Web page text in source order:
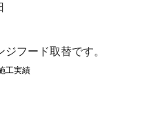
フード取替です。
工実績